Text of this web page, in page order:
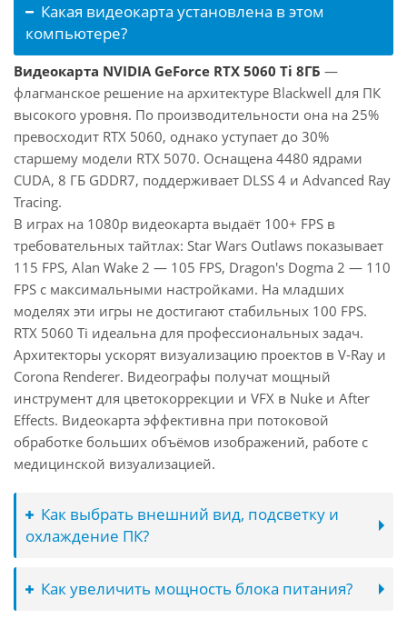
Какая видеокарта установлена в этом
компьютере?
Видеокарта NVIDIA GeForce RTX 5060 Ti 8ГБ —
флагманское решение на архитектуре Blackwell для ПК
высокого уровня. По производительности она на 25%
превосходит RTX 5060, однако уступает до 30%
старшему модели RTX 5070. Оснащена 4480 ядрами
CUDA, 8 ГБ GDDR7, поддерживает DLSS 4 и Advanced Ray
Tracing.
В играх на 1080p видеокарта выдаёт 100+ FPS в
требовательных тайтлах: Star Wars Outlaws показывает
115 FPS, Alan Wake 2 — 105 FPS, Dragon's Dogma 2 — 110
FPS с максимальными настройками. На младших
моделях эти игры не достигают стабильных 100 FPS.
RTX 5060 Ti идеальна для профессиональных задач.
Архитекторы ускорят визуализацию проектов в V-Ray и
Corona Renderer. Видеографы получат мощный
инструмент для цветокоррекции и VFX в Nuke и After
Effects. Видеокарта эффективна при потоковой
обработке больших объёмов изображений, работе с
медицинской визуализацией.
Как выбрать внешний вид, подсветку и
охлаждение ПК?
Как увеличить мощность блока питания?